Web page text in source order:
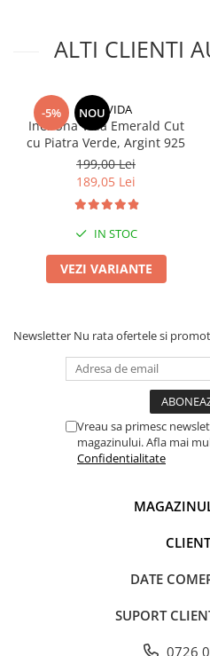
ALTI CLIENTI
-5% NOU
UNA VIDA
Inel Una Vida Emerald Cut
cu Piatra Verde, Argint 925
199,00 Lei
189,05 Lei
IN STOC
VEZI VARIANTE
Newsletter Nu rata ofertele si
Vreau sa primesc
magazinului. Afla mai
Confidentialitate
DATE
SUPORT
0726